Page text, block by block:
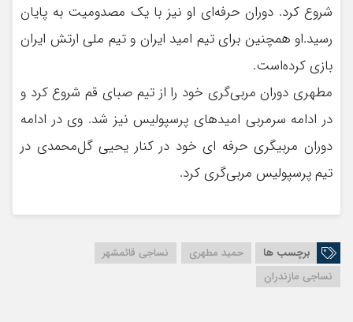
شروع کرد. دوران حرفه‌ای او نیز با یک مصدومیت به پایان
رسید.او همچنین برای تیم امید ایران و تیم ملی ارتش ایران
بازی کرده‌است.
مطهری دوران مربی‌گری خود را از تیم صبای قم شروع کرد و
در ادامه سرمربی امیدهای پرسپولیس نیز شد. وی در ادامه
دوران مربیگری حرفه ای خود در کنار یحیی گل‌محمدی در
تیم پرسپولیس مربی‌گری کرد.
برچسب ها حمید مطهری
نساجی قائمشهر
نساجی مازندران